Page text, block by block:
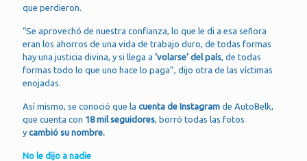
que perdieron.
“Se aprovechó de nuestra confianza, lo que le di a esa señora
eran los ahorros de una vida de trabajo duro, de todas formas
hay una justicia divina, y si llega a ‘volarse’ del país, de todas
formas todo lo que uno hace lo paga”, dijo otra de las víctimas
enojadas.
Así mismo, se conoció que la cuenta de Instagram de AutoBelk,
que cuenta con 18 mil seguidores, borró todas las fotos
y cambió su nombre.
No le dijo a nadie